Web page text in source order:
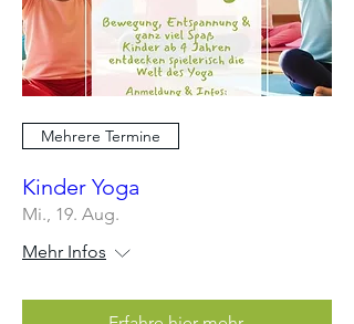
Mehrere Termine
Kinder Yoga
Mi., 19. Aug.
Mehr Infos